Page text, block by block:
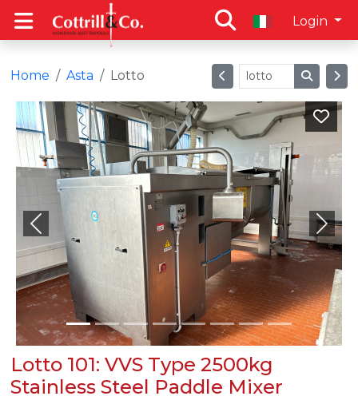
Login
Home Asta Lotto
Previous Next
Lotto 101: VVS Type 2500kg
Stainless Steel Paddle Mixer